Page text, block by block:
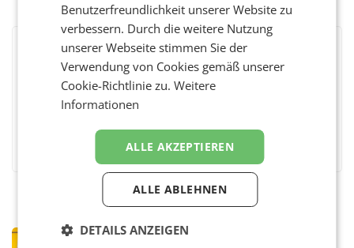
BEWERTEN SIE DIESEN ARTIKEL
FacebookTwitterMessengerWhatsAppLinkedInXING Teilen
PRIMENEWS
Benutzerfreundlichkeit unserer Website zu
verbessern. Durch die weitere Nutzung
unserer Webseite stimmen Sie der
Verwendung von Cookies gemäß unserer
Cookie-Richtlinie zu.Weitere
Informationen
ALLE AKZEPTIEREN
ALLE ABLEHNEN
DETAILS ANZEIGEN